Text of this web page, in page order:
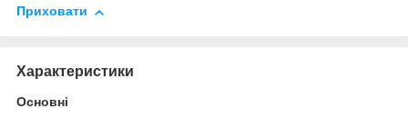
Приховати
Характеристики
Основні